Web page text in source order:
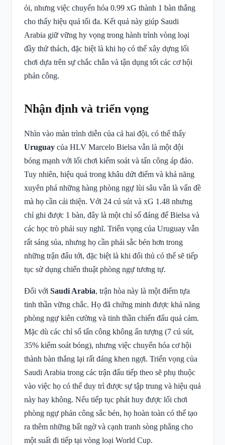
ỏi, nhưng việc chuyển hóa 0.99 xG thành 1 bàn thắng
cho thấy hiệu quả tối đa. Kết quả này giúp Saudi
Arabia giữ vững hy vọng trong hành trình vòng loại
đầy thử thách, đặc biệt là khi họ có thể xây dựng lối
chơi dựa trên sự chắc chắn và tận dụng tốt các cơ hội
phản công.
Nhận định và triển vọng
Nhìn vào màn trình diễn của cả hai đội, có thể thấy
Uruguay của HLV Marcelo Bielsa vẫn là một đội
bóng mạnh với lối chơi kiểm soát và tấn công áp đảo.
Tuy nhiên, hiệu quả trong khâu dứt điểm và khả năng
xuyên phá những hàng phòng ngự lùi sâu vẫn là vấn đề
mà họ cần cải thiện. Với 24 cú sút và xG 1.48 nhưng
chỉ ghi được 1 bàn, đây là một chỉ số đáng để Bielsa và
các học trò phải suy nghĩ. Triển vọng của Uruguay vẫn
rất sáng sủa, nhưng họ cần phải sắc bén hơn trong
những trận đấu tới, đặc biệt là khi đối thủ có thể sẽ tiếp
tục sử dụng chiến thuật phòng ngự tương tự.
Đối với Saudi Arabia, trận hòa này là một điểm tựa
tinh thần vững chắc. Họ đã chứng minh được khả năng
phòng ngự kiên cường và tinh thần chiến đấu quả cảm.
Mặc dù các chỉ số tấn công không ấn tượng (7 cú sút,
35% kiểm soát bóng), nhưng việc chuyển hóa cơ hội
thành bàn thắng lại rất đáng khen ngợi. Triển vọng của
Saudi Arabia trong các trận đấu tiếp theo sẽ phụ thuộc
vào việc họ có thể duy trì được sự tập trung và hiệu quả
này hay không. Nếu tiếp tục phát huy được lối chơi
phòng ngự phản công sắc bén, họ hoàn toàn có thể tạo
ra thêm những bất ngờ và cạnh tranh sòng phẳng cho
một suất đi tiếp tại vòng loại World Cup.